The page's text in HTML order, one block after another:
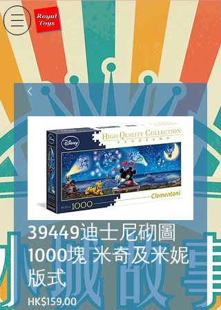
39449迪士尼砌圖
1000塊 米奇及米妮
版式
HK$159.00價